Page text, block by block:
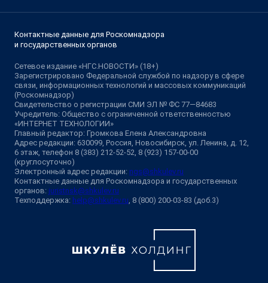
Контактные данные для Роскомнадзора
и государственных органов
Сетевое издание «НГС.НОВОСТИ» (18+)
Зарегистрировано Федеральной службой по надзору в сфере
связи, информационных технологий и массовых коммуникаций
(Роскомнадзор)
Свидетельство о регистрации СМИ ЭЛ № ФС 77—84683
Учредитель: Общество с ограниченной ответственностью
«ИНТЕРНЕТ ТЕХНОЛОГИИ»
Главный редактор: Громкова Елена Александровна
Адрес редакции: 630099, Россия, Новосибирск, ул. Ленина, д. 12,
6 этаж, телефон 8 (383) 212-52-52, 8 (923) 157-00-00
(круглосуточно)
Электронный адрес редакции: ngs@shkulev.ru
Контактные данные для Роскомнадзора и государственных
органов: juristnsk@shkulev.ru
Техподдержка: help@shkulev.ru, 8 (800) 200-03-83 (доб.3)